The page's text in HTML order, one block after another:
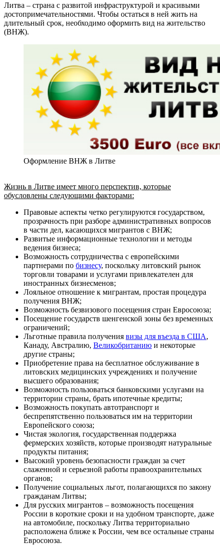
Литва – страна с развитой инфраструктурой и красивыми
достопримечательностями. Чтобы остаться в ней жить на
длительный срок, необходимо оформить вид на жительство
(ВНЖ).
Оформление ВНЖ в Литве
Жизнь в Литве имеет много перспектив, которые
обусловлены следующими факторами:
Правовые аспекты четко регулируются государством,
прозрачность при разборе административных вопросов
в части дел, касающихся мигрантов с ВНЖ;
Развитые информационные технологии и методы
ведения бизнеса;
Возможность сотрудничества с европейскими
партнерами по бизнесу, поскольку литовский рынок
торговли товарами и услугами привлекателен для
иностранных бизнесменов;
Лояльное отношение к мигрантам, простая процедура
получения ВНЖ;
Возможность безвизового посещения стран Евросоюза;
Посещение государств шенгенской зоны без временных
ограничений;
Льготные правила получения визы для въезда в США,
Канаду, Австралию, Великобританию и некоторые
другие страны;
Приобретение права на бесплатное обслуживание в
литовских медицинских учреждениях и получение
высшего образования;
Возможность пользоваться банковскими услугами на
территории страны, брать ипотечные кредиты;
Возможность покупать автотранспорт и
беспрепятственно пользоваться им на территории
Европейского союза;
Чистая экология, государственная поддержка
фермерских хозяйств, которые производят натуральные
продукты питания;
Высокий уровень безопасности граждан за счет
слаженной и серьезной работы правоохранительных
органов;
Получение социальных льгот, полагающихся по закону
гражданам Литвы;
Для русских мигрантов – возможность посещения
России в короткие сроки и на удобном транспорте, даже
на автомобиле, поскольку Литва территориально
расположена ближе к России, чем все остальные страны
Евросоюза.